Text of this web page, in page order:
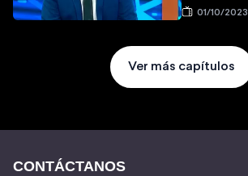
01/10/2023
Ver más capítulos
CONTÁCTANOS